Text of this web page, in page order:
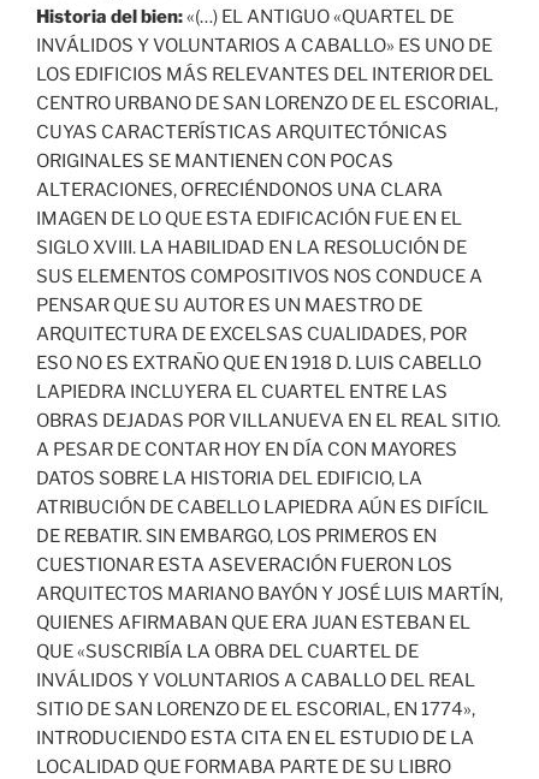
Historia del bien:«(…) EL ANTIGUO «QUARTEL DE
INVÁLIDOS Y VOLUNTARIOS A CABALLO» ES UNO DE
LOS EDIFICIOS MÁS RELEVANTES DEL INTERIOR DEL
CENTRO URBANO DE SAN LORENZO DE EL ESCORIAL,
CUYAS CARACTERÍSTICAS ARQUITECTÓNICAS
ORIGINALES SE MANTIENEN CON POCAS
ALTERACIONES, OFRECIÉNDONOS UNA CLARA
IMAGEN DE LO QUE ESTA EDIFICACIÓN FUE EN EL
SIGLO XVIII. LA HABILIDAD EN LA RESOLUCIÓN DE
SUS ELEMENTOS COMPOSITIVOS NOS CONDUCE A
PENSAR QUE SU AUTOR ES UN MAESTRO DE
ARQUITECTURA DE EXCELSAS CUALIDADES, POR
ESO NO ES EXTRAÑO QUE EN 1918 D. LUIS CABELLO
LAPIEDRA INCLUYERA EL CUARTEL ENTRE LAS
OBRAS DEJADAS POR VILLANUEVA EN EL REAL SITIO.
A PESAR DE CONTAR HOY EN DÍA CON MAYORES
DATOS SOBRE LA HISTORIA DEL EDIFICIO, LA
ATRIBUCIÓN DE CABELLO LAPIEDRA AÚN ES DIFÍCIL
DE REBATIR. SIN EMBARGO, LOS PRIMEROS EN
CUESTIONAR ESTA ASEVERACIÓN FUERON LOS
ARQUITECTOS MARIANO BAYÓN Y JOSÉ LUIS MARTÍN,
QUIENES AFIRMABAN QUE ERA JUAN ESTEBAN EL
QUE «SUSCRIBÍA LA OBRA DEL CUARTEL DE
INVÁLIDOS Y VOLUNTARIOS A CABALLO DEL REAL
SITIO DE SAN LORENZO DE EL ESCORIAL, EN 1774»,
INTRODUCIENDO ESTA CITA EN EL ESTUDIO DE LA
LOCALIDAD QUE FORMABA PARTE DE SU LIBRO